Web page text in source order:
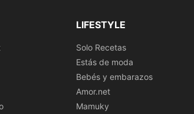
LIFESTYLE
Solo Recetas
Estás de moda
Bebés y embarazos
Amor.net
Mamuky